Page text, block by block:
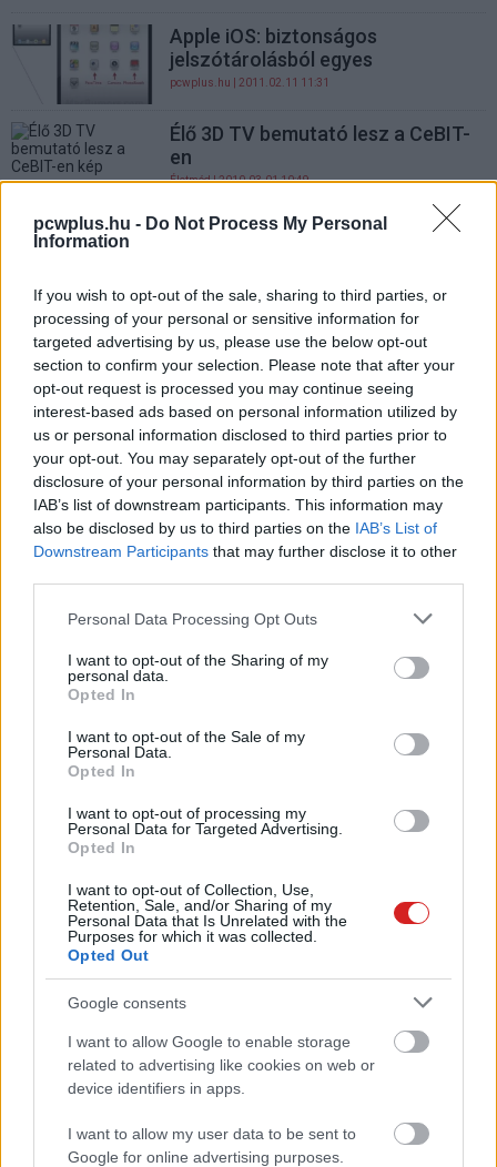
pcwplus.hu - Do Not Process My Personal
Information
If you wish to opt-out of the sale, sharing to third parties, or
processing of your personal or sensitive information for
targeted advertising by us, please use the below opt-out
section to confirm your selection. Please note that after your
opt-out request is processed you may continue seeing
interest-based ads based on personal information utilized by
us or personal information disclosed to third parties prior to
your opt-out. You may separately opt-out of the further
disclosure of your personal information by third parties on the
IAB’s list of downstream participants. This information may
also be disclosed by us to third parties on the IAB’s List of
Downstream Participants that may further disclose it to other
Please note that this website/app uses one or more Google
not limited to your visit or usage behaviour. You may click to
grant or deny consent to Google and its third-party tags to
use your data for below specified purposes in below Google
consent section.
Personal Data Processing Opt Outs
I want to opt-out of the Sharing of my
personal data.
Opted In
I want to opt-out of the Sale of my
Personal Data.
Opted In
I want to opt-out of processing my
Personal Data for Targeted Advertising.
Opted In
I want to opt-out of Collection, Use,
Retention, Sale, and/or Sharing of my
Personal Data that Is Unrelated with the
Purposes for which it was collected.
Opted Out
Google consents
I want to allow Google to enable storage
related to advertising like cookies on web or
device identifiers in apps.
I want to allow my user data to be sent to
Google for online advertising purposes.
Apple iOS: biztonságos
jelszótárolásból egyes
pcwplus.hu | 2011.02.11 11:31
Élő 3D TV bemutató lesz a CeBIT-
en
Életmód| 2010.03.01 10:49
MAGIX MP3 Maker 14 – hallgat is...
Gondolkodó Fraunhofer
fotóalbum
Életmód| 2007.02.08 10:50
Amit csak akarunk
Tudomány| 2006.11.21 10:21
A Fraunhofer Institute - DivX
összefogás
Közélet | 2002.04.09 09:51